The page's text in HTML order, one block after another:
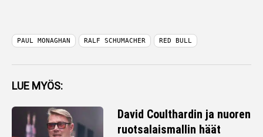
PAUL MONAGHAN RALF SCHUMACHER RED BULL
LUE MYÖS:
David Coulthardin ja nuoren
ruotsalaismallin häät